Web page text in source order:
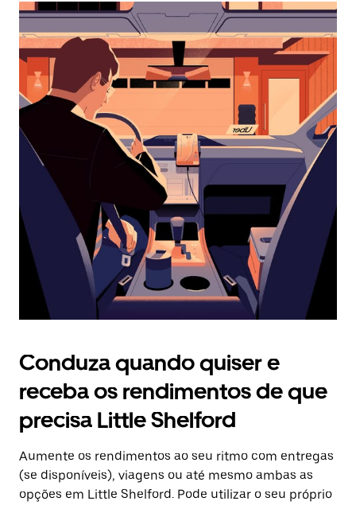
interagir
o
calendário
selecionar
uma
data.
Prima
o
botão
o
calendário.
Conduza quando quiser e
receba os rendimentos de que
precisa Little Shelford
Aumente os rendimentos ao seu ritmo com entregas
(se disponíveis), viagens ou até mesmo ambas as
opções em Little Shelford. Pode utilizar o seu próprio